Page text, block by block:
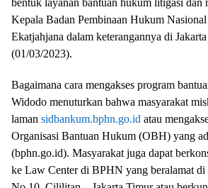
bentuk layanan bantuan hukum litigasi dan
Kepala Badan Pembinaan Hukum
Ekatjahjana dalam keterangannya di
(01/03/2023).
Bagaimana cara mengakses program
Widodo menuturkan bahwa masyarakat
laman sidbankum.bphn.go.id atau
Organisasi Bantuan Hukum (OBH) yang
(bphn.go.id). Masyarakat juga dapat
ke Law Center di BPHN yang beralamat